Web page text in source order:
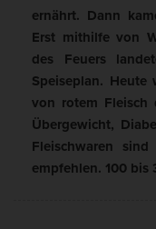
ernährt. Dann
Erst mithilfe von
des Feuers
Speiseplan.
von rotem Fleisch
Übergewicht,
Fleischwaren
empfehlen. 100 bis